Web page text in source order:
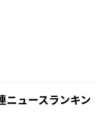
ニュースランキン